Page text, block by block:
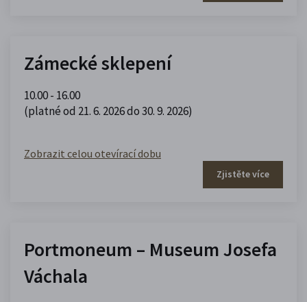
Zámecké sklepení
10.00 - 16.00
(platné od 21. 6. 2026 do 30. 9. 2026)
Zobrazit celou otevírací dobu
Zjistěte více
Portmoneum – Museum Josefa
Váchala